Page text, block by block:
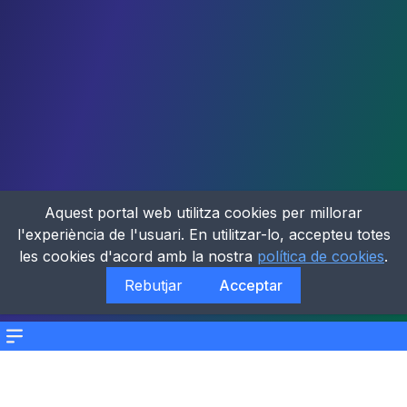
Menu
Aquest portal web utilitza cookies per millorar
l'experiència de l'usuari. En utilitzar-lo, accepteu totes
les cookies d'acord amb la nostra política de cookies.
Rebutjar
Acceptar